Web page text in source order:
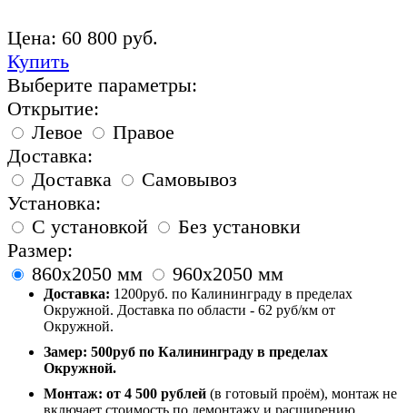
Цена: 60 800 руб.
Купить
Выберите параметры:
Открытие:
Левое
Правое
Доставка:
Доставка
Самовывоз
Установка:
С установкой
Без установки
Размер:
860х2050 мм
960х2050 мм
Доставка: 1200руб. по Калининграду в пределах
Окружной. Доставка по области - 62 руб/км от
Окружной.
Замер: 500руб по Калининграду в пределах
Окружной.
Монтаж: от 4 500 рублей (в готовый проём), монтаж не